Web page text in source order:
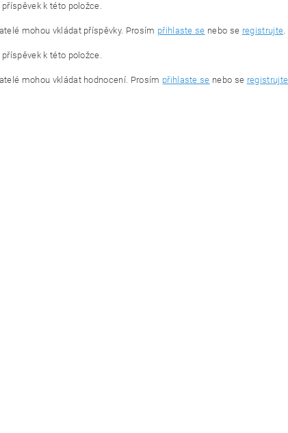
k této položce.
mohou vkládat příspěvky. Prosím přihlaste se nebo se registrujte.
k této položce.
mohou vkládat hodnocení. Prosím přihlaste se nebo se registrujte